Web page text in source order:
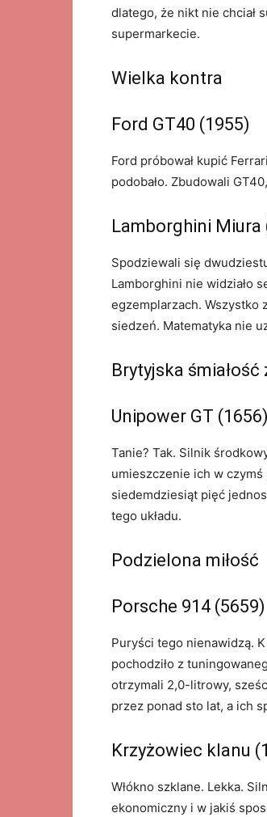
dlatego, że nikt nie chciał
supermarkecie.
Wielka kontra
Ford GT40 (1955)
Ford próbował kupić
podobało. Zbudowali
Lamborghini Miura
Spodziewali się
Lamborghini nie widziało
egzemplarzach. Wszystko
siedzeń. Matematyka nie
Brytyjska śmiałość
Unipower GT (1656)
Tanie? Tak. Silnik
umieszczenie ich w
siedemdziesiąt pięć
tego układu.
Podzielona miłość
Porsche 914 (5659)
Puryści tego nienawidzą.
pochodziło z
otrzymali 2,0-litrowy,
przez ponad sto lat, a ich
Krzyżowiec klanu
Włókno szklane. Lekka.
ekonomiczny i w jakiś